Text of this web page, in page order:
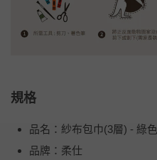
規格
品名：紗布包巾(3層) - 綠色
品牌：柔仕